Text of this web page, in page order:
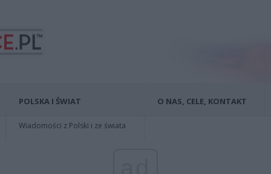
POLSKA I ŚWIAT
Wiadomości z Polski i ze świata
O NAS, CELE, KONTAKT